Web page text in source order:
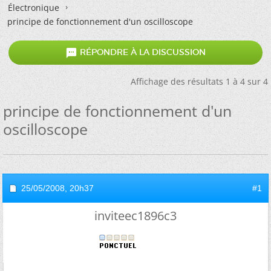
Électronique
principe de fonctionnement d'un oscilloscope
 RÉPONDRE À LA DISCUSSION
Affichage des résultats 1 à 4 sur 4
principe de fonctionnement d'un
oscilloscope
25/05/2008, 20h37 #1
inviteec1896c3